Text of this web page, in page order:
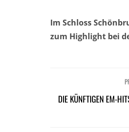
Im Schloss
zum Highlight bei
DIE KÜNFTIGEN EM-